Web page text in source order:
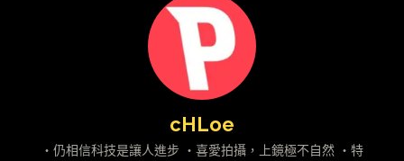
cHLoe
・仍相信科技是讓人進步 ・喜愛拍攝，上鏡極不自然 ・特